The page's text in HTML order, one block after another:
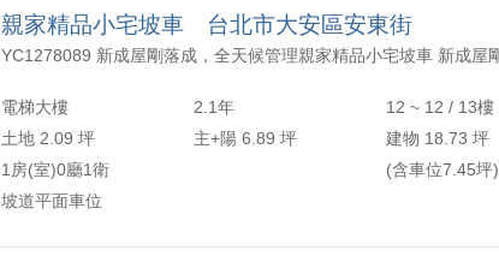
親家精品小宅坡車 台北市大安區安東街
電梯大樓 2.1年
12 ~ 12 / 13樓
土地 2.09 坪
主+陽 6.89 坪
建物 18.73 坪
1房(室)0廳1衛
(含車位7.45坪)
坡道平面車位